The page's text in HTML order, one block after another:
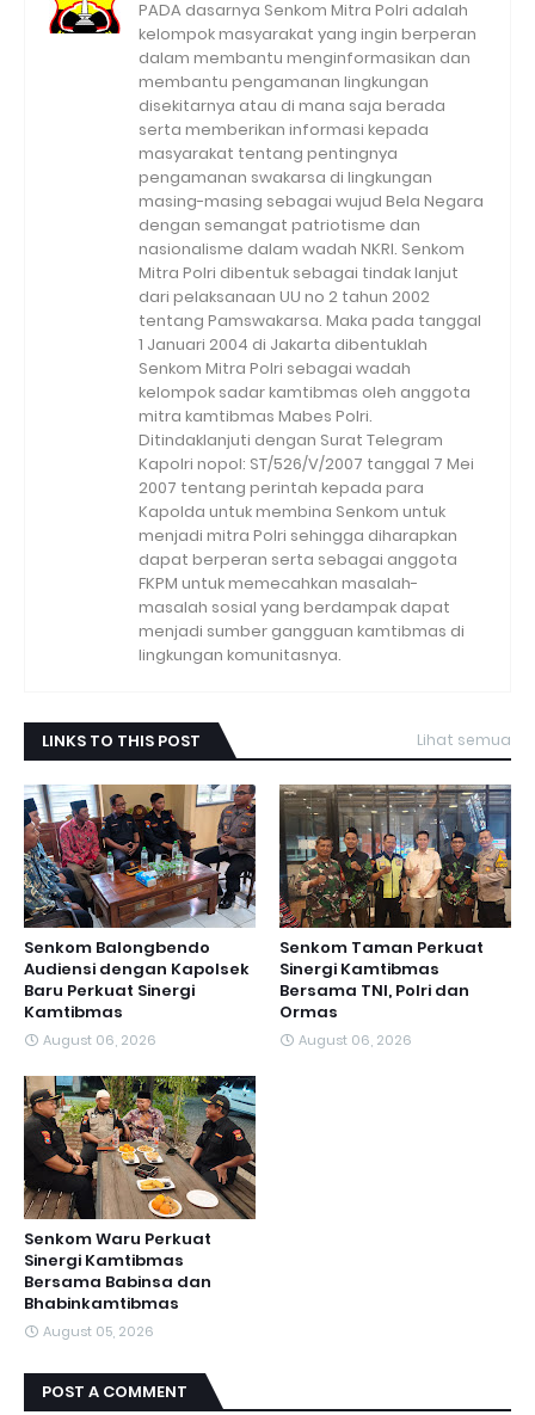
PADA dasarnya Senkom Mitra Polri adalah
kelompok masyarakat yang ingin berperan
dalam membantu menginformasikan dan
membantu pengamanan lingkungan
disekitarnya atau di mana saja berada
serta memberikan informasi kepada
masyarakat tentang pentingnya
pengamanan swakarsa di lingkungan
masing-masing sebagai wujud Bela Negara
dengan semangat patriotisme dan
nasionalisme dalam wadah NKRI. Senkom
Mitra Polri dibentuk sebagai tindak lanjut
dari pelaksanaan UU no 2 tahun 2002
tentang Pamswakarsa. Maka pada tanggal
1 Januari 2004 di Jakarta dibentuklah
Senkom Mitra Polri sebagai wadah
kelompok sadar kamtibmas oleh anggota
mitra kamtibmas Mabes Polri.
Ditindaklanjuti dengan Surat Telegram
Kapolri nopol: ST/526/V/2007 tanggal 7 Mei
2007 tentang perintah kepada para
Kapolda untuk membina Senkom untuk
menjadi mitra Polri sehingga diharapkan
dapat berperan serta sebagai anggota
FKPM untuk memecahkan masalah-
masalah sosial yang berdampak dapat
menjadi sumber gangguan kamtibmas di
lingkungan komunitasnya.
LINKS TO THIS POST Lihat semua
Senkom Balongbendo
Audiensi dengan Kapolsek
Baru Perkuat Sinergi
Kamtibmas
August 06, 2026
Senkom Taman Perkuat
Sinergi Kamtibmas
Bersama TNI, Polri dan
Ormas
August 06, 2026
Senkom Waru Perkuat
Sinergi Kamtibmas
Bersama Babinsa dan
Bhabinkamtibmas
August 05, 2026
POST A COMMENT